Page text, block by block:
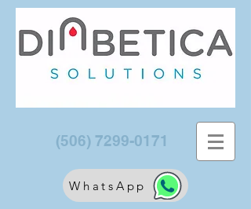
(506) 7299-0171
WhatsApp